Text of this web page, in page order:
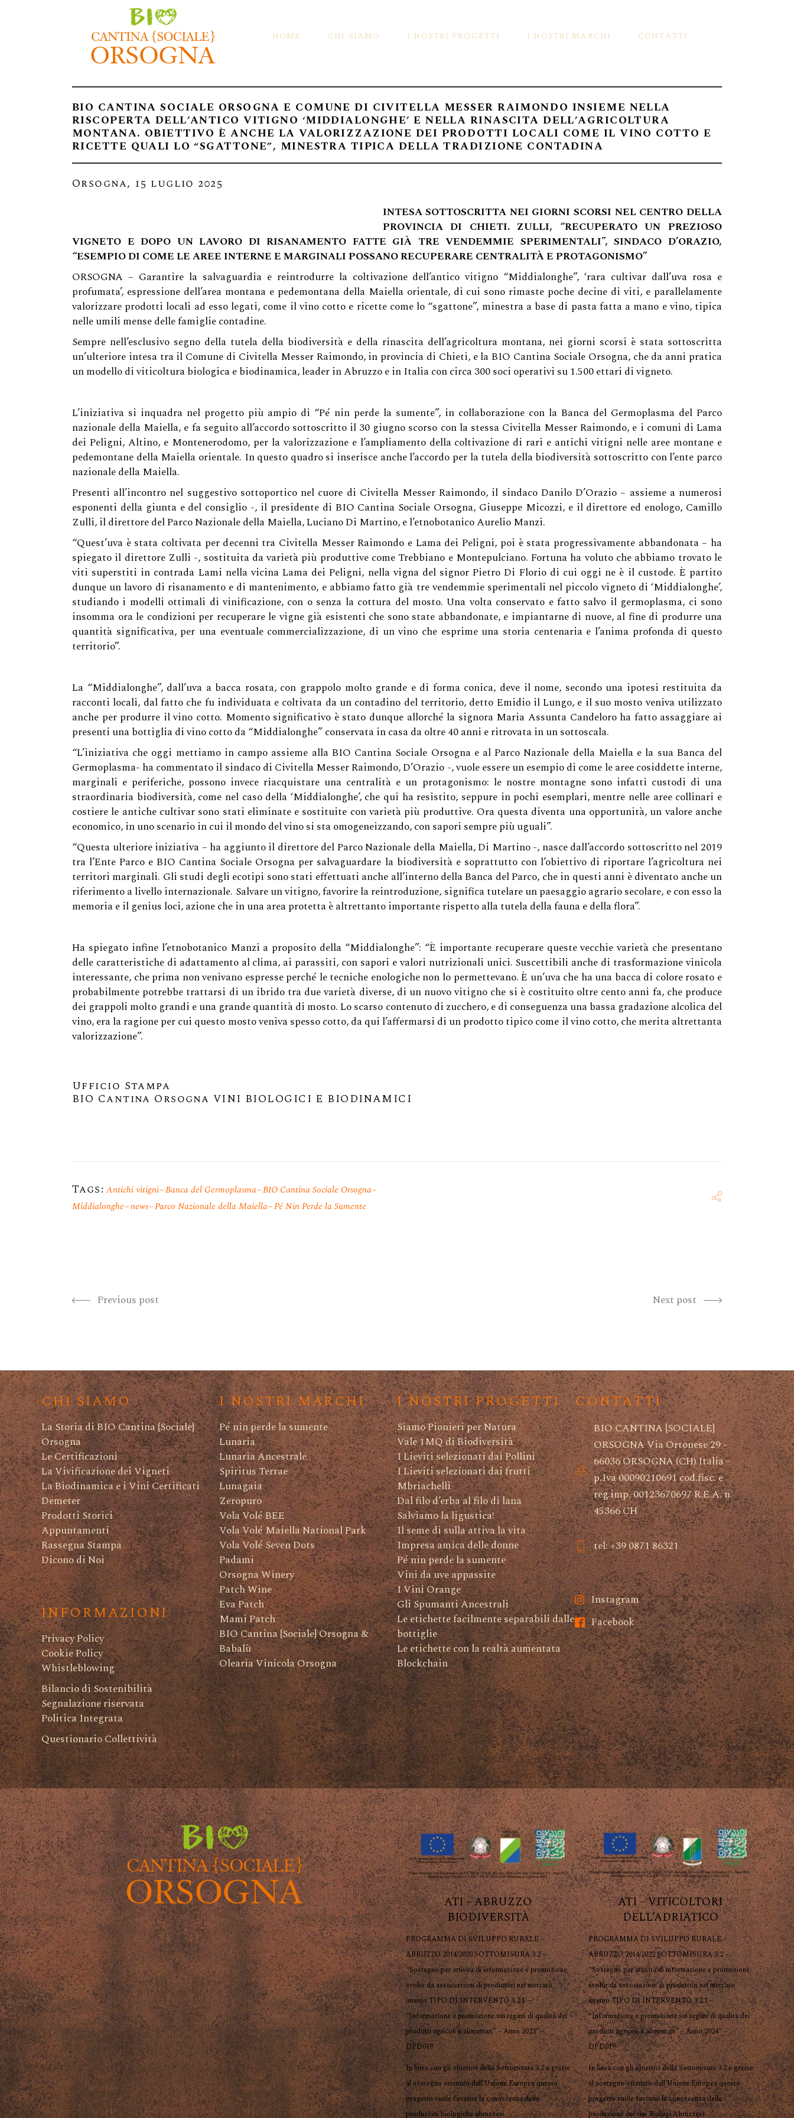
HOME CHI SIAMO
La Storia Di BIO Cantina {Sociale} Orsogna
Le Certificazioni
Appuntamenti
Rassegna Stampa
Dicono Di Noi
I NOSTRI PROGETTI
Siamo Pionieri Per Natura
Vale 1MQ Di Biodiversità
I Lieviti Selezionati Dai Pollini
Salviamo La Ligustica!
I Lieviti Selezionati Dai Frutti Mbriachelli
Il Seme Di Sulla Attiva La Vita
Pé Nin Perde La Sumente
Impresa Amica Delle Donne
Le Etichette Vola Volé – Le Api Amiche Della Biodiversità
Blockchain
I NOSTRI MARCHI CONTATTI
BIO CANTINA SOCIALE ORSOGNA E COMUNE DI CIVITELLA MESSER RAIMONDO INSIEME NELLA
RISCOPERTA DELL’ANTICO VITIGNO ‘MIDDIALONGHE’ E NELLA RINASCITA DELL’AGRICOLTURA
MONTANA. OBIETTIVO È ANCHE LA VALORIZZAZIONE DEI PRODOTTI LOCALI COME IL VINO COTTO E
RICETTE QUALI LO “SGATTONE”, MINESTRA TIPICA DELLA TRADIZIONE CONTADINA
Orsogna, 15 luglio 2025
INTESA SOTTOSCRITTA NEI GIORNI SCORSI NEL CENTRO DELLA
PROVINCIA DI CHIETI. ZULLI, “RECUPERATO UN PREZIOSO
VIGNETO E DOPO UN LAVORO DI RISANAMENTO FATTE GIÀ TRE VENDEMMIE SPERIMENTALI”, SINDACO D’ORAZIO,
“ESEMPIO DI COME LE AREE INTERNE E MARGINALI POSSANO RECUPERARE CENTRALITÀ E PROTAGONISMO”
ORSOGNA – Garantire la salvaguardia e reintrodurre la coltivazione dell’antico vitigno “Middialonghe”, ‘rara cultivar dall’uva rosa e
profumata’, espressione dell’area montana e pedemontana della Maiella orientale, di cui sono rimaste poche decine di viti, e parallelamente
valorizzare prodotti locali ad esso legati, come il vino cotto e ricette come lo “sgattone”, minestra a base di pasta fatta a mano e vino, tipica
nelle umili mense delle famiglie contadine.
Sempre nell’esclusivo segno della tutela della biodiversità e della rinascita dell’agricoltura montana, nei giorni scorsi è stata sottoscritta
un’ulteriore intesa tra il Comune di Civitella Messer Raimondo, in provincia di Chieti, e la BIO Cantina Sociale Orsogna, che da anni pratica
un modello di viticoltura biologica e biodinamica, leader in Abruzzo e in Italia con circa 300 soci operativi su 1.500 ettari di vigneto.
L’iniziativa si inquadra nel progetto più ampio di “Pé nin perde la sumente”, in collaborazione con la Banca del Germoplasma del Parco
nazionale della Maiella, e fa seguito all’accordo sottoscritto il 30 giugno scorso con la stessa Civitella Messer Raimondo, e i comuni di Lama
dei Peligni, Altino, e Montenerodomo, per la valorizzazione e l’ampliamento della coltivazione di rari e antichi vitigni nelle aree montane e
pedemontane della Maiella orientale. In questo quadro si inserisce anche l’accordo per la tutela della biodiversità sottoscritto con l’ente parco
nazionale della Maiella.
Presenti all’incontro nel suggestivo sottoportico nel cuore di Civitella Messer Raimondo, il sindaco Danilo D’Orazio – assieme a numerosi
esponenti della giunta e del consiglio -, il presidente di BIO Cantina Sociale Orsogna, Giuseppe Micozzi, e il direttore ed enologo, Camillo
Zulli, il direttore del Parco Nazionale della Maiella, Luciano Di Martino, e l’etnobotanico Aurelio Manzi.
“Quest’uva è stata coltivata per decenni tra Civitella Messer Raimondo e Lama dei Peligni, poi è stata progressivamente abbandonata – ha
spiegato il direttore Zulli -, sostituita da varietà più produttive come Trebbiano e Montepulciano. Fortuna ha voluto che abbiamo trovato le
viti superstiti in contrada Lami nella vicina Lama dei Peligni, nella vigna del signor Pietro Di Florio di cui oggi ne è il custode. È partito
dunque un lavoro di risanamento e di mantenimento, e abbiamo fatto già tre vendemmie sperimentali nel piccolo vigneto di ‘Middialonghe’,
studiando i modelli ottimali di vinificazione, con o senza la cottura del mosto. Una volta conservato e fatto salvo il germoplasma, ci sono
insomma ora le condizioni per recuperare le vigne già esistenti che sono state abbandonate, e impiantarne di nuove, al fine di produrre una
quantità significativa, per una eventuale commercializzazione, di un vino che esprime una storia centenaria e l’anima profonda di questo
territorio”.
La “Middialonghe”, dall’uva a bacca rosata, con grappolo molto grande e di forma conica, deve il nome, secondo una ipotesi restituita da
racconti locali, dal fatto che fu individuata e coltivata da un contadino del territorio, detto Emidio il Lungo, e il suo mosto veniva utilizzato
anche per produrre il vino cotto. Momento significativo è stato dunque allorché la signora Maria Assunta Candeloro ha fatto assaggiare ai
presenti una bottiglia di vino cotto da “Middialonghe” conservata in casa da oltre 40 anni e ritrovata in un sottoscala.
“L’iniziativa che oggi mettiamo in campo assieme alla BIO Cantina Sociale Orsogna e al Parco Nazionale della Maiella e la sua Banca del
Germoplasma- ha commentato il sindaco di Civitella Messer Raimondo, D’Orazio -, vuole essere un esempio di come le aree cosiddette interne,
marginali e periferiche, possono invece riacquistare una centralità e un protagonismo: le nostre montagne sono infatti custodi di una
straordinaria biodiversità, come nel caso della ‘Middialonghe’, che qui ha resistito, seppure in pochi esemplari, mentre nelle aree collinari e
costiere le antiche cultivar sono stati eliminate e sostituite con varietà più produttive. Ora questa diventa una opportunità, un valore anche
economico, in uno scenario in cui il mondo del vino si sta omogeneizzando, con sapori sempre più uguali”.
“Questa ulteriore iniziativa – ha aggiunto il direttore del Parco Nazionale della Maiella, Di Martino -, nasce dall’accordo sottoscritto nel 2019
tra l’Ente Parco e BIO Cantina Sociale Orsogna per salvaguardare la biodiversità e soprattutto con l’obiettivo di riportare l’agricoltura nei
territori marginali. Gli studi degli ecotipi sono stati effettuati anche all’interno della Banca del Parco, che in questi anni è diventato anche un
riferimento a livello internazionale. Salvare un vitigno, favorire la reintroduzione, significa tutelare un paesaggio agrario secolare, e con esso la
memoria e il genius loci, azione che in una area protetta è altrettanto importante rispetto alla tutela della fauna e della flora”.
Ha spiegato infine l’etnobotanico Manzi a proposito della “Middialonghe”: “È importante recuperare queste vecchie varietà che presentano
delle caratteristiche di adattamento al clima, ai parassiti, con sapori e valori nutrizionali unici. Suscettibili anche di trasformazione vinicola
interessante, che prima non venivano espresse perché le tecniche enologiche non lo permettevano. È un’uva che ha una bacca di colore rosato e
probabilmente potrebbe trattarsi di un ibrido tra due varietà diverse, di un nuovo vitigno che si è costituito oltre cento anni fa, che produce
dei grappoli molto grandi e una grande quantità di mosto. Lo scarso contenuto di zucchero, e di conseguenza una bassa gradazione alcolica del
vino, era la ragione per cui questo mosto veniva spesso cotto, da qui l’affermarsi di un prodotto tipico come il vino cotto, che merita altrettanta
valorizzazione”.
Ufficio Stampa
BIO Cantina Orsogna VINI BIOLOGICI E BIODINAMICI
Tags: Antichi vitigni Banca del Germoplasma BIO Cantina Sociale Orsogna
Middialonghe news Parco Nazionale della Maiella Pé Nin Perde la Sumente
Previous post Next post
CHI SIAMO
La Storia di BIO Cantina {Sociale}
Orsogna
Le Certificazioni
La Vivificazione dei Vigneti
La Biodinamica e i Vini Certificati
Demeter
Prodotti Storici
Appuntamenti
Rassegna Stampa
Dicono di Noi
INFORMAZIONI
Privacy Policy
Cookie Policy
Whistleblowing
Bilancio di Sostenibilità
Segnalazione riservata
Politica Integrata
Questionario Collettività
I NOSTRI MARCHI
Pé nin perde la sumente
Lunaria
Lunaria Ancestrale
Spiritus Terrae
Lunagaia
Zeropuro
Vola Volé BEE
Vola Volé Maiella National Park
Vola Volé Seven Dots
Padami
Orsogna Winery
Patch Wine
Eva Patch
Mami Patch
BIO Cantina {Sociale} Orsogna &
Babalù
Olearia Vinicola Orsogna
I NOSTRI PROGETTI
Siamo Pionieri per Natura
Vale 1MQ di Biodiversità
I Lieviti selezionati dai Pollini
I Lieviti selezionati dai frutti
Mbriachelli
Dal filo d’erba al filo di lana
Salviamo la ligustica!
Il seme di sulla attiva la vita
Impresa amica delle donne
Pé nin perde la sumente
Vini da uve appassite
I Vini Orange
Gli Spumanti Ancestrali
Le etichette facilmente separabili dalle
bottiglie
Le etichette con la realtà aumentata
Blockchain
CONTATTI
BIO CANTINA {SOCIALE}
ORSOGNA Via Ortonese 29 -
66036 ORSOGNA (CH) Italia -
p.Iva 00090210691 cod.fisc. e
reg.imp. 00123670697 R.E.A. n.
45366 CH
tel: +39 0871 86321
Instagram
Facebook
ATI – ABRUZZO
BIODIVERSITÀ
PROGRAMMA DI SVILUPPO RURALE –
ABRUZZO 2014/2020 SOTTOMISURA 3.2 –
“Sostegno per attività di informazione e promozione,
svolte da associazioni di produttori nel mercato
interno TIPO DI INTERVENTO 3.2.1 –
“Informazione e promozione sui regimi di qualità dei
prodotti agricoli e alimentari” – Anno 2023” –
DPD019
In linea con gli obiettivi della Sottomisura 3.2 e grazie
al sostegno ottenuto dall’Unione Europea questo
progetto vuole favorire la conoscenza delle
produzioni biologiche abruzzesi.
ATI – VITICOLTORI
DELL’ADRIATICO
PROGRAMMA DI SVILUPPO RURALE –
ABRUZZO 2014/2022 SOTTOMISURA 3.2 –
“Sostegno per attività di informazione e promozione,
svolte da associazioni di produttori nel mercato
interno TIPO DI INTERVENTO 3.2.1 –
“Informazione e promozione sui regimi di qualità dei
prodotti agricoli e alimentari” – Anno 2024” –
DPD019
In linea con gli obiettivi della Sottomisura 3.2 e grazie
al sostegno ottenuto dall’Unione Europea questo
progetto vuole favorire la conoscenza della
produzione dei vini Biologi Abruzzesi.